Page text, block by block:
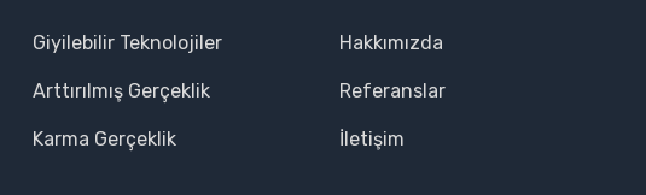
Giyilebilir Teknolojiler
Arttırılmış Gerçeklik
Karma Gerçeklik
Hakkımızda
Referanslar
İletişim